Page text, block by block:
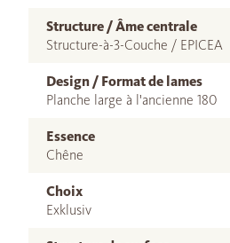
Structure / Âme centrale
Structure-à-3-Couche / EPICEA
Design / Format de lames
Planche large à l'ancienne 180
Essence
Chêne
Choix
Exklusiv